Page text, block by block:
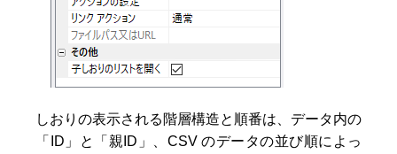
しおりの表示される階層構造と順番は、データ内の
「ID」と「親ID」、CSV のデータの並び順によっ